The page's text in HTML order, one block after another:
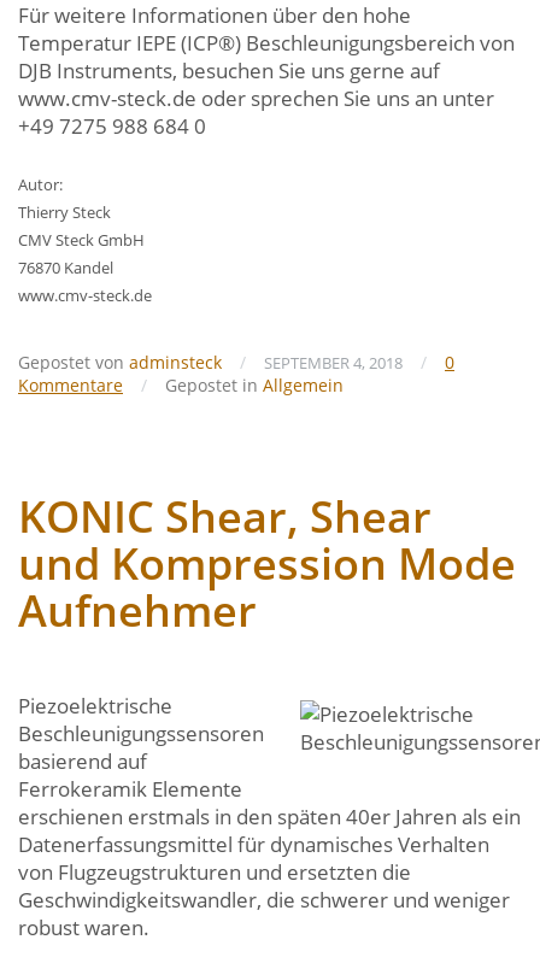
Für weitere Informationen über den hohe
Temperatur IEPE (ICP®) Beschleunigungsbereich von
DJB Instruments, besuchen Sie uns gerne auf
www.cmv-steck.de oder sprechen Sie uns an unter
+49 7275 988 684 0
Autor:
Thierry Steck
CMV Steck GmbH
76870 Kandel
www.cmv-steck.de
Gepostet von adminsteck / SEPTEMBER 4, 2018 /
0
Kommentare
/ Gepostet in Allgemein
KONIC Shear, Shear
und Kompression Mode
Aufnehmer
Piezoelektrische
Beschleunigungssensoren
basierend auf
Ferrokeramik Elemente
erschienen erstmals in den späten 40er Jahren als ein
Datenerfassungsmittel für dynamisches Verhalten
von Flugzeugstrukturen und ersetzten die
Geschwindigkeitswandler, die schwerer und weniger
robust waren.